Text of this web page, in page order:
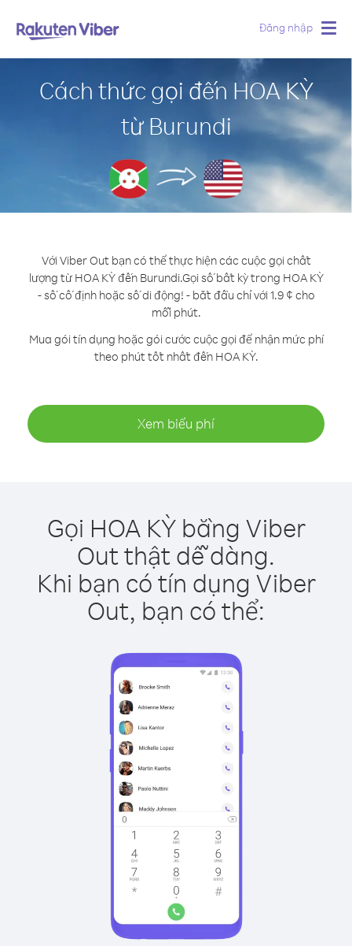
Đăng nhập
Cách thức gọi đến HOA KỲ
từ Burundi
Với Viber Out bạn có thể thực hiện các cuộc gọi chất
lượng từ HOA KỲ đến Burundi.Gọi số bất kỳ trong HOA KỲ
- số cố định hoặc số di động! - bắt đầu chỉ với 1.9 ¢ cho
mỗi phút.
Mua gói tín dụng hoặc gói cước cuộc gọi để nhận mức phí
theo phút tốt nhất đến HOA KỲ.
Xem biểu phí
Gọi HOA KỲ bằng Viber
Out thật dễ dàng.
Khi bạn có tín dụng Viber
Out, bạn có thể: